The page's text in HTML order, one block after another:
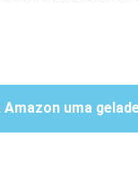
Amazon uma